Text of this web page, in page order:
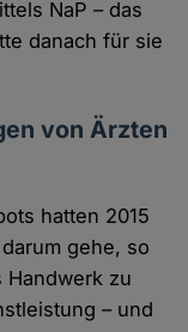
NaP – das
danach für sie
von Ärzten
hatten 2015
gehe, so
Handwerk zu
– und